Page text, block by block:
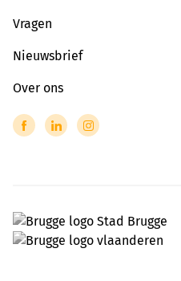
Vragen
Nieuwsbrief
Over ons